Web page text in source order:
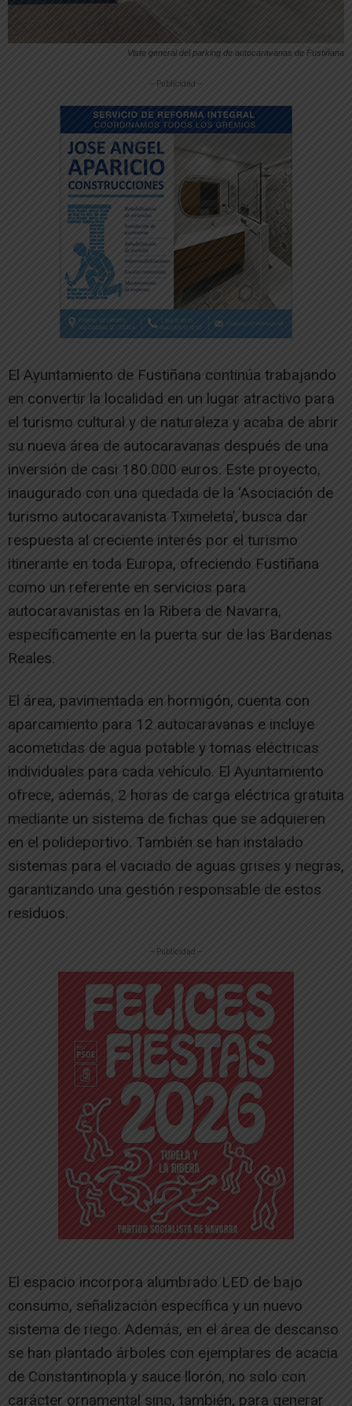
Viste general del parking de autocaravanas de Fustiñana
-- Publicidad --
El Ayuntamiento de Fustiñana continúa trabajando
en convertir la localidad en un lugar atractivo para
el turismo cultural y de naturaleza y acaba de abrir
su nueva área de autocaravanas después de una
inversión de casi 180.000 euros. Este proyecto,
inaugurado con una quedada de la ‘Asociación de
turismo autocaravanista Tximeleta’, busca dar
respuesta al creciente interés por el turismo
itinerante en toda Europa, ofreciendo Fustiñana
como un referente en servicios para
autocaravanistas en la Ribera de Navarra,
específicamente en la puerta sur de las Bardenas
Reales.
El área, pavimentada en hormigón, cuenta con
aparcamiento para 12 autocaravanas e incluye
acometidas de agua potable y tomas eléctricas
individuales para cada vehículo. El Ayuntamiento
ofrece, además, 2 horas de carga eléctrica gratuita
mediante un sistema de fichas que se adquieren
en el polideportivo. También se han instalado
sistemas para el vaciado de aguas grises y negras,
garantizando una gestión responsable de estos
residuos.
-- Publicidad --
El espacio incorpora alumbrado LED de bajo
consumo, señalización específica y un nuevo
sistema de riego. Además, en el área de descanso
se han plantado árboles con ejemplares de acacia
de Constantinopla y sauce llorón, no solo con
carácter ornamental sino, también, para generar